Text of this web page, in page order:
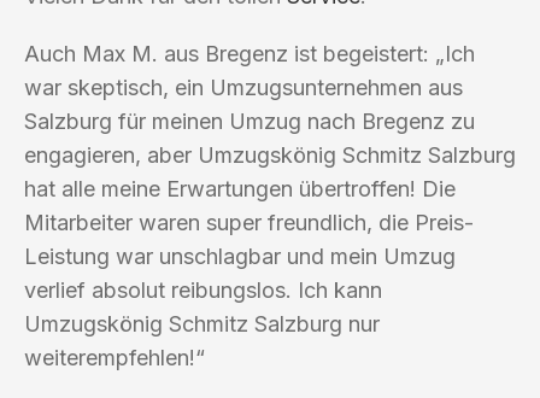
Auch Max M. aus Bregenz ist begeistert: „Ich
war skeptisch, ein Umzugsunternehmen aus
Salzburg für meinen Umzug nach Bregenz zu
engagieren, aber Umzugskönig Schmitz Salzburg
hat alle meine Erwartungen übertroffen! Die
Mitarbeiter waren super freundlich, die Preis-
Leistung war unschlagbar und mein Umzug
verlief absolut reibungslos. Ich kann
Umzugskönig Schmitz Salzburg nur
weiterempfehlen!“